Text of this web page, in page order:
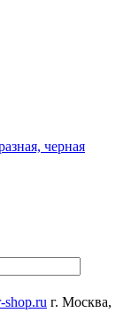
черная
shop.ru г. Москва,